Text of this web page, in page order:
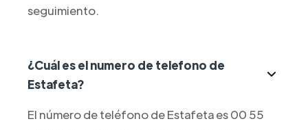
seguimiento.
¿Cuál es el numero de telefono de
Estafeta?
El número de teléfono de Estafeta es 00 55